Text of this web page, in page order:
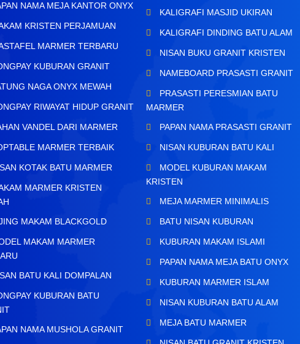
NAMA MEJA KANTOR ONYX
KRISTEN PERJAMUAN
MARMER TERBARU
KUBURAN GRANIT
NAGA ONYX MEWAH
RIWAYAT HIDUP GRANIT
VANDEL DARI MARMER
MARMER TERBAIK
KOTAK BATU MARMER
MARMER KRISTEN
MAKAM BLACKGOLD
MAKAM MARMER
BATU KALI DOMPALAN
KUBURAN BATU
NAMA MUSHOLA GRANIT
KALIGRAFI MASJID UKIRAN
KALIGRAFI DINDING BATU ALAM
NISAN BUKU GRANIT KRISTEN
NAMEBOARD PRASASTI GRANIT
PRASASTI PERESMIAN BATU
MARMER
PAPAN NAMA PRASASTI GRANIT
NISAN KUBURAN BATU KALI
MODEL KUBURAN MAKAM
KRISTEN
MEJA MARMER MINIMALIS
BATU NISAN KUBURAN
KUBURAN MAKAM ISLAMI
PAPAN NAMA MEJA BATU ONYX
KUBURAN MARMER ISLAM
NISAN KUBURAN BATU ALAM
MEJA BATU MARMER